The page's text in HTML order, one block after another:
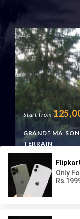
Start from
GRANDE
TERRAIN
Boussenac, France